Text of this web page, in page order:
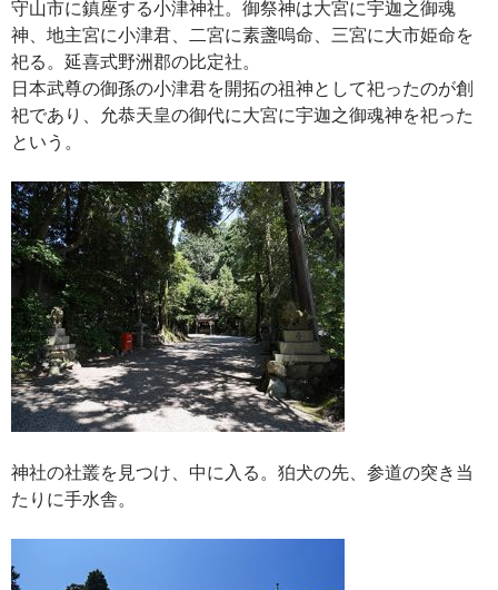
守山市に鎮座する小津神社。御祭神は大宮に宇迦之御魂
神、地主宮に小津君、二宮に素盞嗚命、三宮に大市姫命を
祀る。延喜式野洲郡の比定社。
日本武尊の御孫の小津君を開拓の祖神として祀ったのが創
祀であり、允恭天皇の御代に大宮に宇迦之御魂神を祀った
という。
神社の社叢を見つけ、中に入る。狛犬の先、参道の突き当
たりに手水舎。